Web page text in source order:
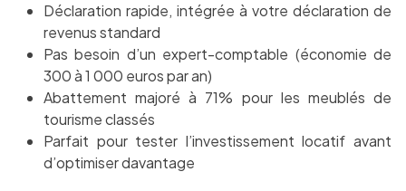
Déclaration rapide, intégrée à votre déclaration de
revenus standard
Pas besoin d’un expert-comptable (économie de
300 à 1 000 euros par an)
Abattement majoré à 71% pour les meublés de
tourisme classés
Parfait pour tester l’investissement locatif avant
d’optimiser davantage